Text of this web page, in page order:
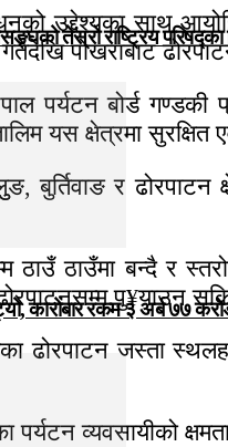
तेस्रो राष्ट्रिय
कारोबार रकम ३ अर्ब ७७
उद्देश्यका साथ
पोखराबाट
पर्यटन बोर्ड गण्डकी
यस क्षेत्रमा
बुर्तिवाङ र
ठाउँ ठाउँमा बन्दै र
पु¥याउन
ढोरपाटन जस्ता
पर्यटन व्यवसायीको